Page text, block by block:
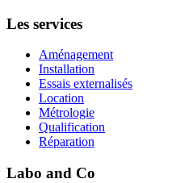
Les services
Aménagement
Installation
Essais externalisés
Location
Métrologie
Qualification
Réparation
Labo and Co